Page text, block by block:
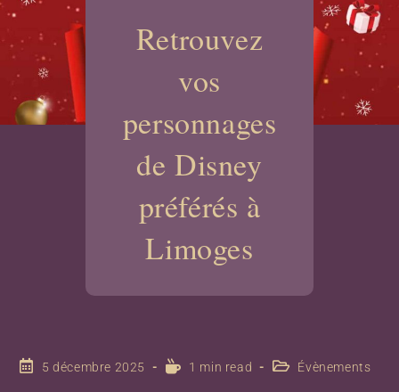
Retrouvez
vos
personnages
de Disney
préférés à
Limoges
5 décembre 2025 1 min read Évènements